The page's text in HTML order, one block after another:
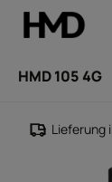
HMD 105 4G
Lieferung